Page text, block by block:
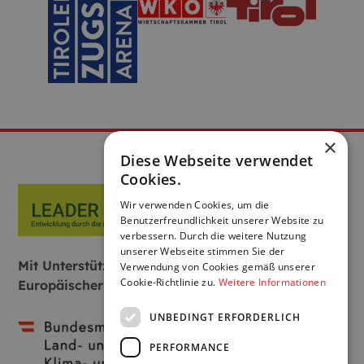
Mit Unterstützung von Bund, Land und
Europäischer Union:
×
Diese Webseite verwendet
Cookies.
Wir verwenden Cookies, um die
Benutzerfreundlichkeit unserer Website zu
verbessern. Durch die weitere Nutzung
unserer Webseite stimmen Sie der
Verwendung von Cookies gemäß unserer
Cookie-Richtlinie zu. Weitere Informationen
UNBEDINGT ERFORDERLICH
PERFORMANCE